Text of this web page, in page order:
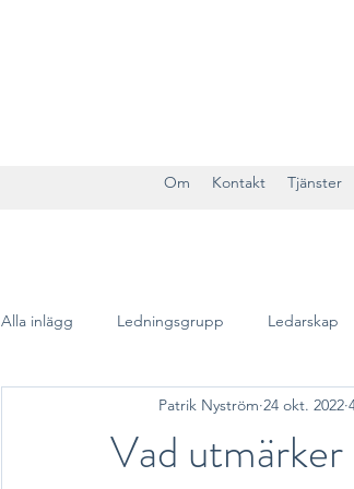
Om Kontakt Tjänster
Alla inlägg Ledningsgrupp Ledarskap
Social arbetsmiljö
Vad
Patrik Nyström 24 okt. 2022